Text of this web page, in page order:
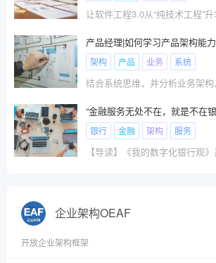
产品经理|如何学习产品架构能力
架构 产品 业务 系统
银行 金融 架构 服务
企业架构OEAF
开放企业架构框架